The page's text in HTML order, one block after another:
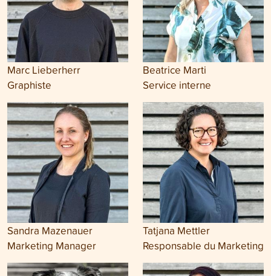
Marc Lieberherr
Graphiste
Beatrice Marti
Service interne
Sandra Mazenauer
Marketing Manager
Tatjana Mettler
Responsable du Marketing